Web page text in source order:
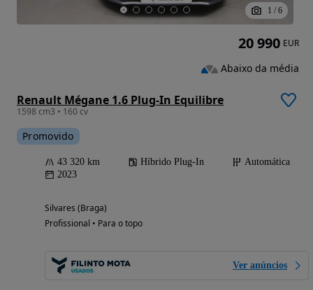
1 / 6
Renault Mégane 1.6 Plug-In Equilibre
1598 cm3 • 160 cv
Promovido
43 320 km Híbrido Plug-In
Automática
2023
Silvares (Braga)
Profissional • Para o topo
Ver anúncios
20 990 EUR
Abaixo da média